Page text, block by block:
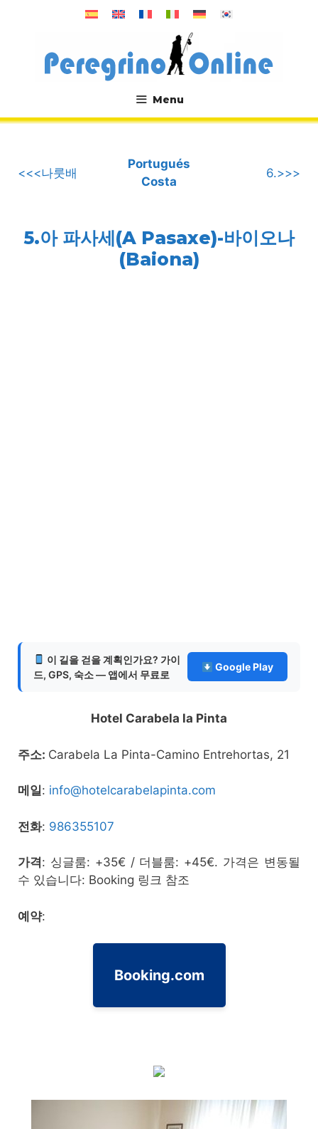
뛰
Menu
.
<<<나룻배
Portugués
Costa
6.>>>
5.아 파사세(A Pasaxe)-바이오나
(Baiona)
이 길을 걷을 계획인가요? 가이
드, GPS, 숙소 — 앱에서 무료로
Google Play
Hotel Carabela la Pinta
주소: Carabela La Pinta-Camino Entrehortas, 21
메일: info@hotelcarabelapinta.com
전화: 986355107
가격 : 싱글룸: +35€ / 더블룸: +45€. 가격은 변동될
수 있습니다: Booking 링크 참조
예약:
Booking.com